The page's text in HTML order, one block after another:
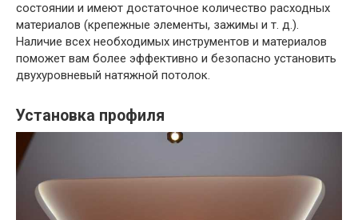
состоянии и имеют достаточное количество расходных
материалов (крепежные элементы, зажимы и т. д.).
Наличие всех необходимых инструментов и материалов
поможет вам более эффективно и безопасно установить
двухуровневый натяжной потолок.
Установка профиля